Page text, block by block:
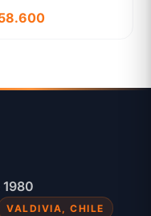
VALDIVIA, CHILE